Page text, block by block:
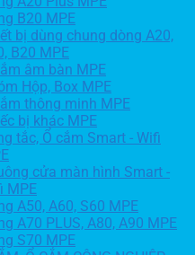
B20 MPE
bị dùng chung dòng A20,
B20 MPE
âm bàn MPE
Hộp, Box MPE
thông minh MPE
bị khác MPE
tắc, Ổ cắm Smart - Wifi
cửa màn hình Smart -
MPE
A50, A60, S60 MPE
A70 PLUS, A80, A90 MPE
S70 MPE